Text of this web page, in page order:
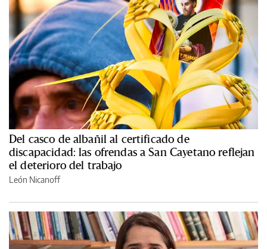
Del casco de albañil al certificado de
discapacidad: las ofrendas a San Cayetano reflejan
el deterioro del trabajo
León Nicanoff